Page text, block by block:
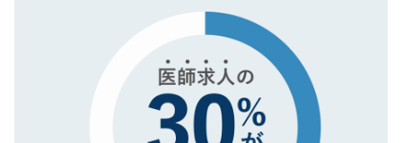
で、機密保持に関してもご安心ください。